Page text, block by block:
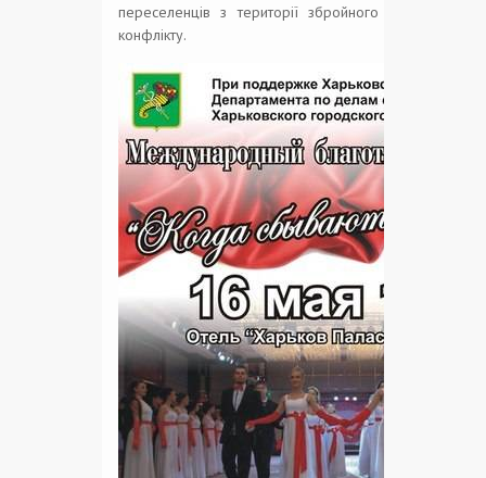
переселенців з території збройного
конфлікту.